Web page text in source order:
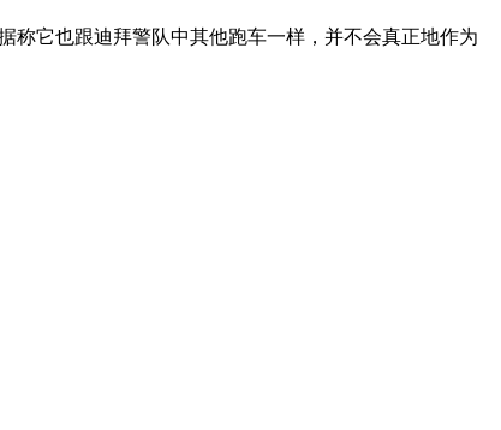
称它也跟迪拜警队中其他跑车一样，并不会真正地作为